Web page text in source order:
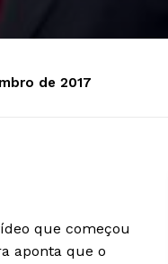
de 2017
que começou
aponta que o